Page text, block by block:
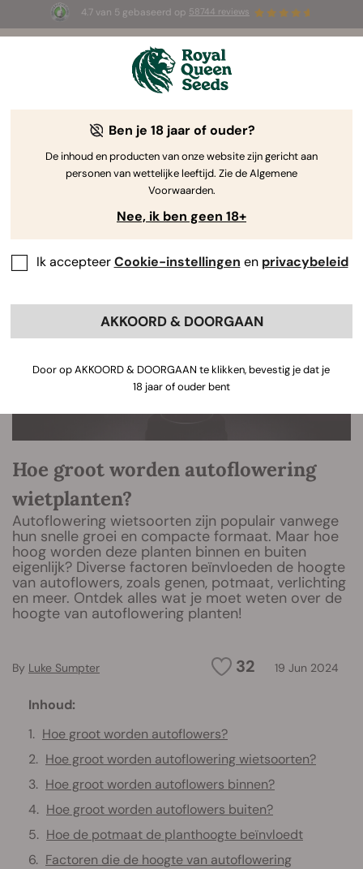
4.7 van 5 gebaseerd op 58744 reviews
☀️ Summer Sales: tot wel 50% korting
op geselecteerde producten! ⏤
The RQS Blog
Cannabis Lifestyle Blogs
Hoe groot worden autoflowering
wietplanten?
Autoflowering wietsoorten zijn populair vanwege
hun snelle groei en compacte formaat. Maar hoe
hoog worden deze planten binnen en buiten
eigenlijk? Diverse factoren beïnvloeden de hoogte
van autoflowers, zoals genen, potmaat, verlichting
en meer. Ontdek alles wat je moet weten over de
hoogte van autoflowering planten!
32 19 Jun 2024
By Luke Sumpter
Inhoud:
Hoe groot worden autoflowers?
Hoe groot worden autoflowering wietsoorten?
Hoe groot worden autoflowers binnen?
Hoe groot worden autoflowers buiten?
Hoe de potmaat de planthoogte beïnvloedt
Factoren die de hoogte van autoflowering
Ben je 18 jaar of ouder?
De inhoud en producten van onze website zijn gericht aan
personen van wettelijke leeftijd. Zie de Algemene
Voorwaarden.
Nee, ik ben geen 18+
Ik accepteerCookie-instellingen en privacybeleid
AKKOORD & DOORGAAN
Door op AKKOORD & DOORGAAN te klikken, bevestig je dat je
18 jaar of ouder bent